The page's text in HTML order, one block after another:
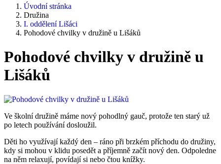
Úvodní stránka
Družina
I. oddělení Lišáci
Pohodové chvilky v družině u Lišáků
Pohodové chvilky v družině u
Lišáků
Ve školní družině máme nový pohodlný gauč, protože ten starý už
po letech používání dosloužil.
Děti ho využívají každý den – ráno při brzkém příchodu do družiny,
kdy si mohou v klidu posedět a příjemně začít nový den. Odpoledne
na něm relaxují, povídají si nebo čtou knížky.